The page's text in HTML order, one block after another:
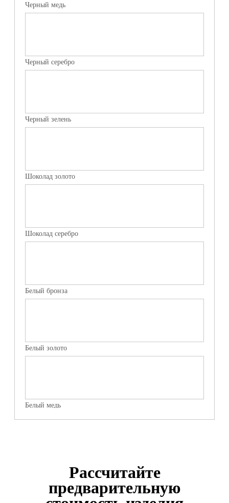
Черный медь
Черный серебро
Черный зелень
Шоколад золото
Шоколад серебро
Белый бронза
Белый золото
Белый медь
Рассчитайте
предварительную